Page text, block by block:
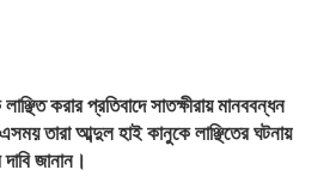
করার প্রতিবাদে সাতক্ষীরায় মানববন্ধন
তারা আব্দুল হাই কানুকে লাঞ্ছিতের ঘটনায়
জানান।